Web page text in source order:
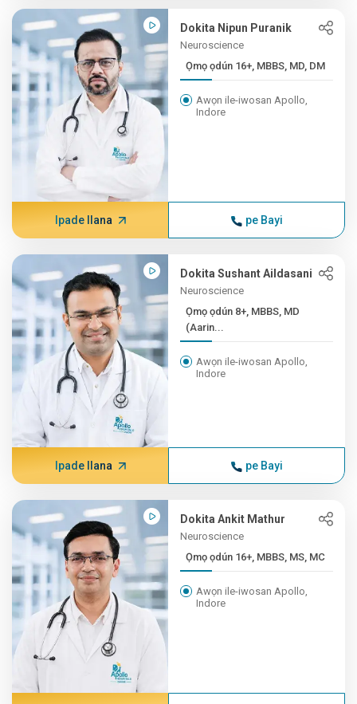
Dokita Nipun Puranik
Neuroscience
Ọmọ ọdún 16+, MBBS, MD, DM
Awọn ile-iwosan Apollo,
Indore
Ipade Ilana pe Bayi
Dokita Sushant Aildasani
Neuroscience
Ọmọ ọdún 8+, MBBS, MD
(Aarin...
Awọn ile-iwosan Apollo,
Indore
Ipade Ilana pe Bayi
Dokita Ankit Mathur
Neuroscience
Ọmọ ọdún 16+, MBBS, MS, MC
Awọn ile-iwosan Apollo,
Indore